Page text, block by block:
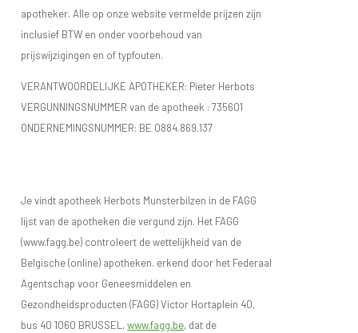
apotheker. Alle op onze website vermelde prijzen zijn
inclusief BTW en onder voorbehoud van
prijswijzigingen en of typfouten.
VERANTWOORDELIJKE APOTHEKER: Pieter Herbots
VERGUNNINGSNUMMER van de apotheek : 735601
ONDERNEMINGSNUMMER: BE 0884.869.137
Je vindt apotheek Herbots Munsterbilzen in de FAGG
lijst van de apotheken die vergund zijn. Het FAGG
(www.fagg.be) controleert de wettelijkheid van de
Belgische (online) apotheken. erkend door het Federaal
Agentschap voor Geneesmiddelen en
Gezondheidsproducten (FAGG) Victor Hortaplein 40,
bus 40 1060 BRUSSEL,www.fagg.be, dat de